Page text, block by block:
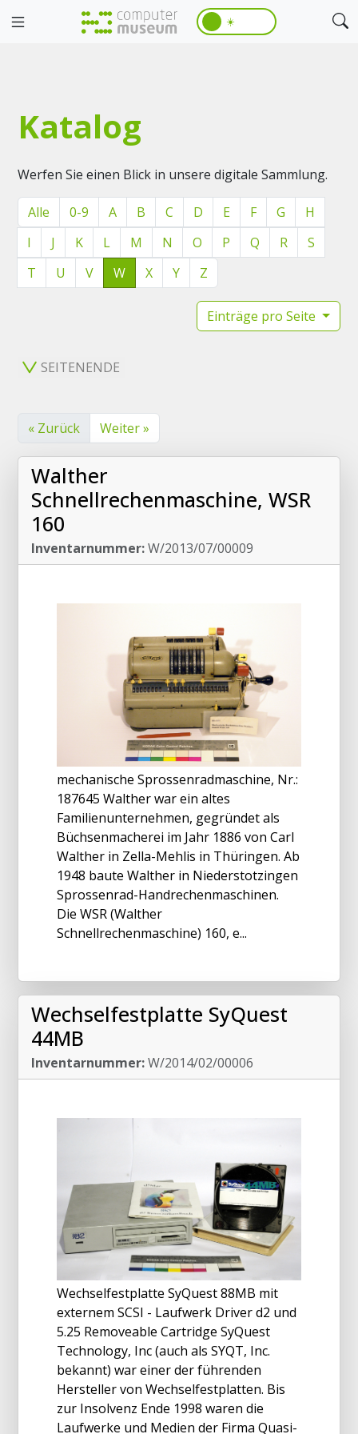
☀️
Katalog
Werfen Sie einen Blick in unsere digitale Sammlung.
Alle 0-9 A B C D E F G
H
I
J K L M N O P Q R
S
T
U V W X Y Z
Einträge pro Seite
SEITENENDE
« Zurück Weiter »
Walther
Schnellrechenmaschine, WSR
160
Inventarnummer:W/2013/07/00009
mechanische Sprossenradmaschine, Nr.:
187645 Walther war ein altes
Familienunternehmen, gegründet als
Büchsenmacherei im Jahr 1886 von Carl
Walther in Zella-Mehlis in Thüringen. Ab
1948 baute Walther in Niederstotzingen
Sprossenrad-Handrechenmaschinen.
Die WSR (Walther
Schnellrechenmaschine) 160, e...
Wechselfestplatte SyQuest
44MB
Inventarnummer:W/2014/02/00006
Wechselfestplatte SyQuest 88MB mit
externem SCSI - Laufwerk Driver d2 und
5.25 Removeable Cartridge SyQuest
Technology, Inc (auch als SYQT, Inc.
bekannt) war einer der führenden
Hersteller von Wechselfestplatten. Bis
zur Insolvenz Ende 1998 waren die
Laufwerke und Medien der Firma Quasi-